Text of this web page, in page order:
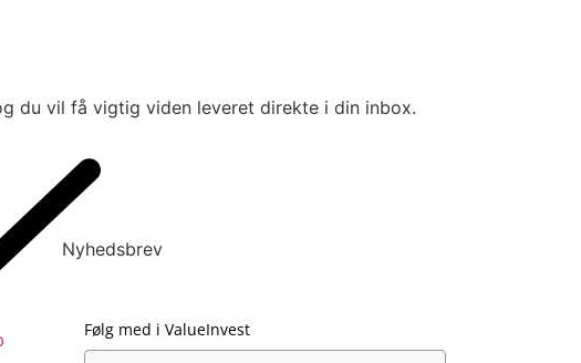
du vil få vigtig viden leveret direkte i din inbox.
Nyhedsbrev
Følg med i ValueInvest